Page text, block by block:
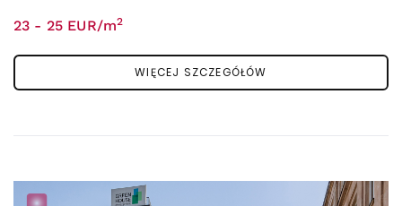
23 - 25 EUR/m2
WIĘCEJ SZCZEGÓŁÓW